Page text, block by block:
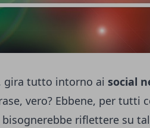
gira tutto intorno ai social
vero? Ebbene, per tutti
riflettere su